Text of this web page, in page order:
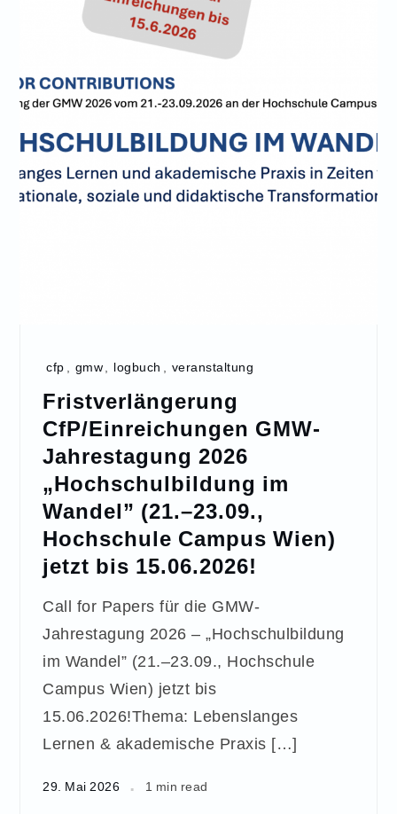
cfp gmw logbuch veranstaltung
Fristverlängerung
CfP/Einreichungen GMW-
Jahrestagung 2026
„Hochschulbildung im
Wandel” (21.–23.09.,
Hochschule Campus Wien)
jetzt bis 15.06.2026!
Call for Papers für die GMW-
Jahrestagung 2026 – „Hochschulbildung
im Wandel” (21.–23.09., Hochschule
Campus Wien) jetzt bis
15.06.2026!Thema: Lebenslanges
Lernen & akademische Praxis […]
29. Mai 2026 1 min read